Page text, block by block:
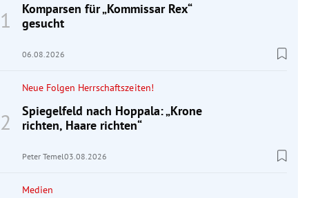
Komparsen für „Kommissar Rex“
gesucht
06.08.2026
Neue Folgen Herrschaftszeiten!
Spiegelfeld nach Hoppala: „Krone
richten, Haare richten“
Peter Temel03.08.2026
Medien